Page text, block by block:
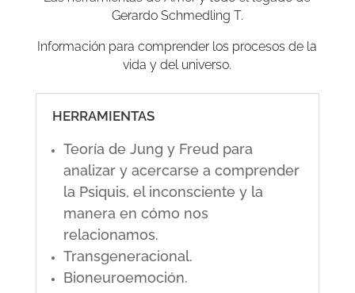
Gerardo Schmedling T.
Información para comprender los procesos de la
vida y del universo.
HERRAMIENTAS
Teoría de Jung y Freud para
analizar y acercarse a comprender
la Psiquis, el inconsciente y la
manera en cómo nos
relacionamos.
Transgeneracional.
Bioneuroemoción.